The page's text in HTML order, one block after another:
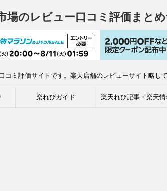
場のレビュー口コミ評価まと
コミ評価サイトです。楽天店舗のレビューサイト略し
楽れびガイド 楽天れび記事・楽天情